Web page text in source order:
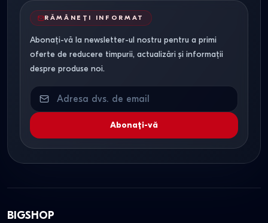
RĂMÂNEȚI INFORMAT
Abonați-vă la newsletter-ul nostru pentru a primi
oferte de reducere timpurii, actualizări și informații
despre produse noi.
Abonați-vă
BIGSHOP